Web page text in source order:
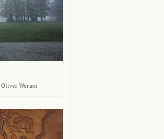
Oliver Werani